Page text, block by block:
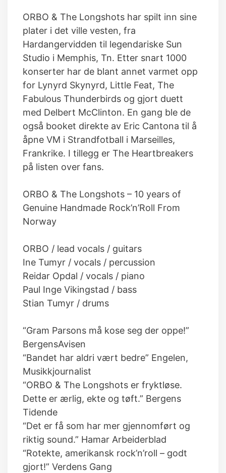
ORBO & The Longshots har spilt inn sine
plater i det ville vesten, fra
Hardangervidden til legendariske Sun
Studio i Memphis, Tn. Etter snart 1000
konserter har de blant annet varmet opp
for Lynyrd Skynyrd, Little Feat, The
Fabulous Thunderbirds og gjort duett
med Delbert McClinton. En gang ble de
også booket direkte av Eric Cantona til å
åpne VM i Strandfotball i Marseilles,
Frankrike. I tillegg er The Heartbreakers
på listen over fans.
ORBO & The Longshots – 10 years of
Genuine Handmade Rock’n’Roll From
Norway
ORBO / lead vocals / guitars
Ine Tumyr / vocals / percussion
Reidar Opdal / vocals / piano
Paul Inge Vikingstad / bass
Stian Tumyr / drums
“Gram Parsons må kose seg der oppe!”
BergensAvisen
“Bandet har aldri vært bedre” Engelen,
Musikkjournalist
“ORBO & The Longshots er fryktløse.
Dette er ærlig, ekte og tøft.” Bergens
Tidende
“Det er få som har mer gjennomført og
riktig sound.” Hamar Arbeiderblad
“Rotekte, amerikansk rock’n’roll – godt
gjort!” Verdens Gang